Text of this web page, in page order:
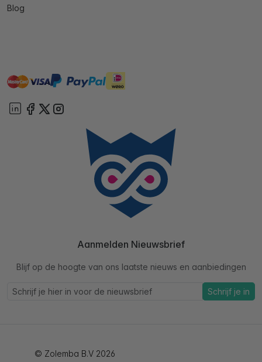
Blog
mastervisa paypal ideal
Aanmelden Nieuwsbrief
Blijf op de hoogte van ons laatste nieuws en aanbiedingen
Schrijf je in
© Zolemba B.V 2026